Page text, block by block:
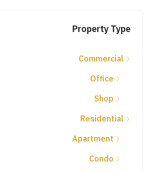
Property Type
Commercial
Office
Shop
Residential
Apartment
Condo